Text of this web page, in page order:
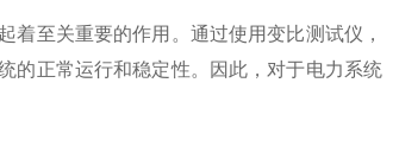
至关重要的作用。通过使用变比测试仪，
的正常运行和稳定性。因此，对于电力系统